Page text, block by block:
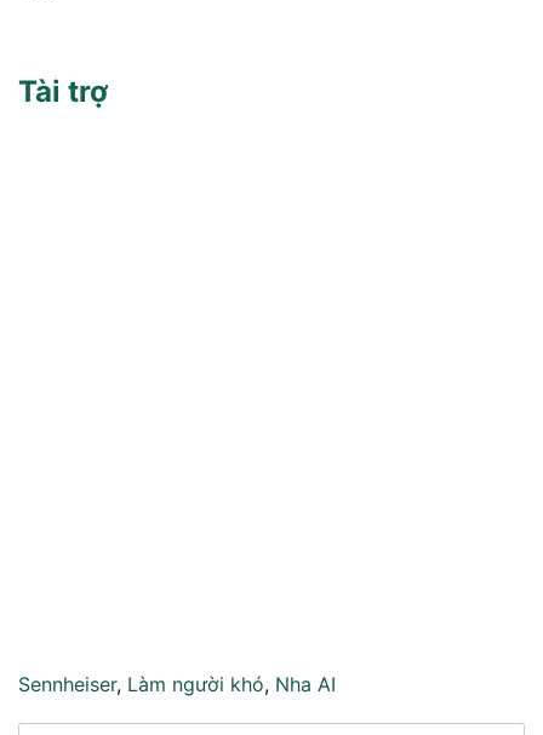
Tài trợ
Sennheiser, Làm người khó, Nha AI